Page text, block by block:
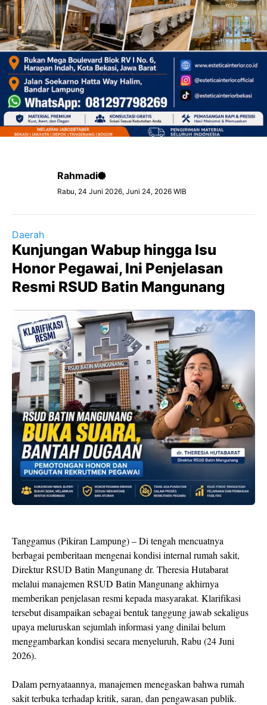
Rahmadi
Rabu, 24 Juni 2026, Juni 24, 2026 WIB
Daerah
Kunjungan Wabup hingga Isu
Honor Pegawai, Ini Penjelasan
Resmi RSUD Batin Mangunang
Tanggamus (Pikiran Lampung) – Di tengah mencuatnya
berbagai pemberitaan mengenai kondisi internal rumah sakit,
Direktur RSUD Batin Mangunang dr. Theresia Hutabarat
melalui manajemen RSUD Batin Mangunang akhirnya
memberikan penjelasan resmi kepada masyarakat. Klarifikasi
tersebut disampaikan sebagai bentuk tanggung jawab sekaligus
upaya meluruskan sejumlah informasi yang dinilai belum
menggambarkan kondisi secara menyeluruh, Rabu (24 Juni
2026).
Dalam pernyataannya, manajemen menegaskan bahwa rumah
sakit terbuka terhadap kritik, saran, dan pengawasan publik.